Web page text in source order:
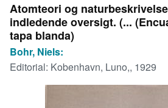
Consultar mis pedidos
Búsqueda avanzada
Colecciones
Atomteori og
indledende oversigt. (...
tapa blanda)
Bohr, Niels:
Editorial: Kobenhavn, Luno,, 1929